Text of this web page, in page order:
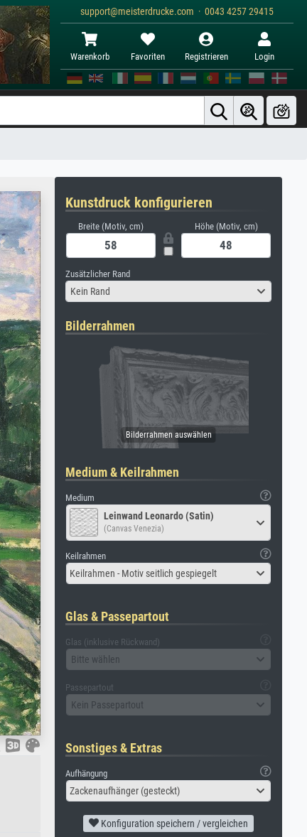
support@meisterdrucke.com · 0043 4257 29415
Warenkorb Favoriten Registrieren Login
Kunstdruck konfigurieren
Breite (Motiv, cm) Höhe (Motiv, cm)
Zusätzlicher Rand
Kein Rand
Bilderrahmen
Medium & Keilrahmen
Medium
Leinwand Leonardo (Satin)
(Canvas Venezia)
Keilrahmen
Keilrahmen - Motiv seitlich gespiegelt
Glas & Passepartout
Glas (inklusive Rückwand)
Bitte wählen
Passepartout
Kein Passepartout
Sonstiges & Extras
Aufhängung
Zackenaufhänger (gesteckt)
Konfiguration speichern / vergleichen